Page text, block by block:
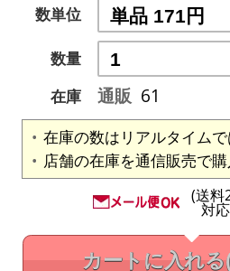
数単位
数量
在庫
通販 61
在庫の数はリアルタイムで
店舗の在庫を通信販売で購
(送料
対
カートに入れる